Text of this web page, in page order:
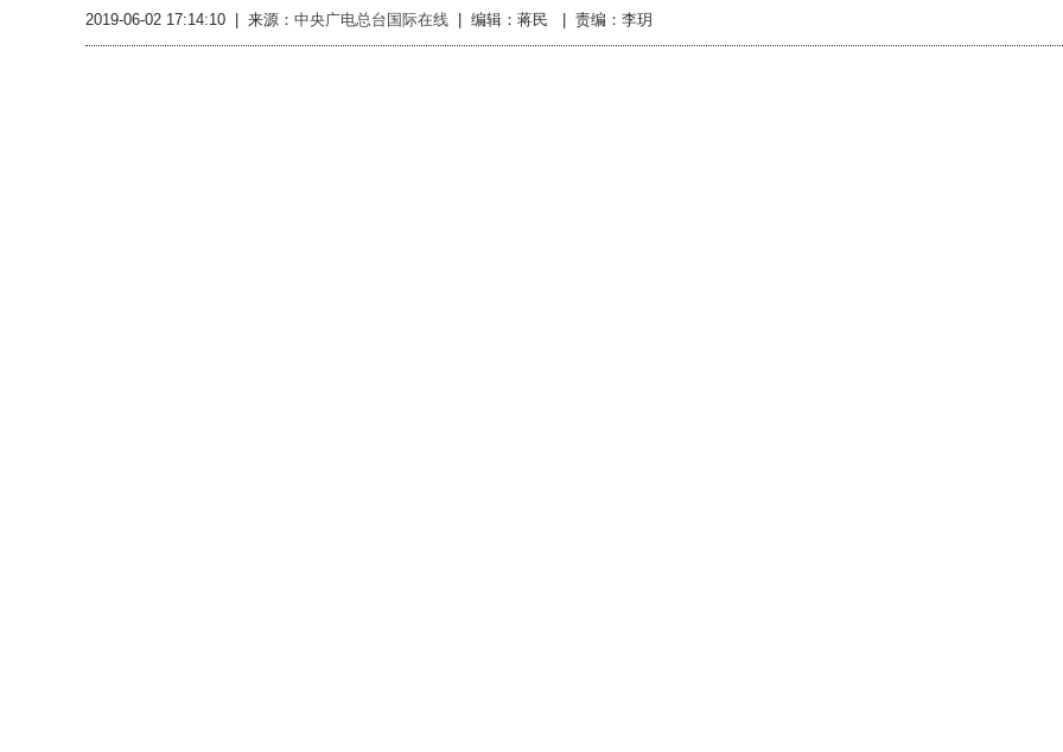
2019-06-02 17:14:10 来源： 中央广电总台国际在线 编辑：蒋民 责编：李玥